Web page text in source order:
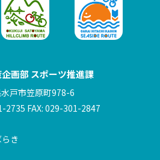
画部 スポーツ推進課
戸市笠原町978-6
2735 FAX: 029-301-2847
き